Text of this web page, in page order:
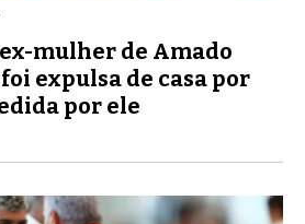
mulher de Amado
expulsa de casa por
por ele